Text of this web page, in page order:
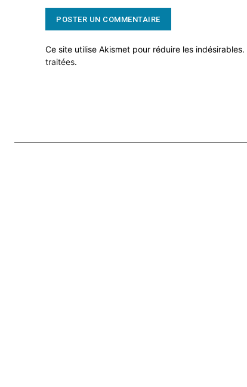
Ce site utilise Akismet pour réduire les indésirables.
traitées.